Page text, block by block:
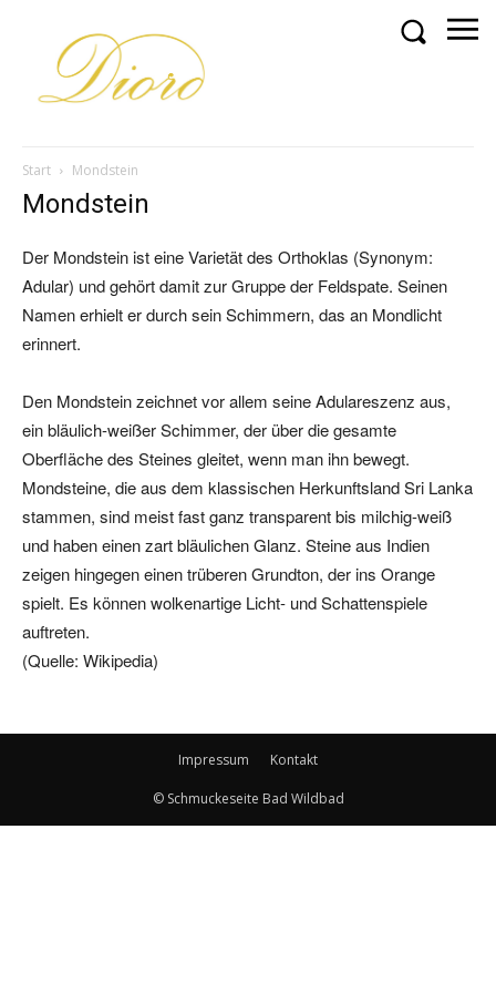
Start Mondstein
Mondstein
Der Mondstein ist eine Varietät des Orthoklas (Synonym:
Adular) und gehört damit zur Gruppe der Feldspate. Seinen
Namen erhielt er durch sein Schimmern, das an Mondlicht
erinnert.
Den Mondstein zeichnet vor allem seine Adulareszenz aus,
ein bläulich-weißer Schimmer, der über die gesamte
Oberfläche des Steines gleitet, wenn man ihn bewegt.
Mondsteine, die aus dem klassischen Herkunftsland Sri Lanka
stammen, sind meist fast ganz transparent bis milchig-weiß
und haben einen zart bläulichen Glanz. Steine aus Indien
zeigen hingegen einen trüberen Grundton, der ins Orange
spielt. Es können wolkenartige Licht- und Schattenspiele
auftreten.
(Quelle: Wikipedia)
Impressum Kontakt
© Schmuckeseite Bad Wildbad